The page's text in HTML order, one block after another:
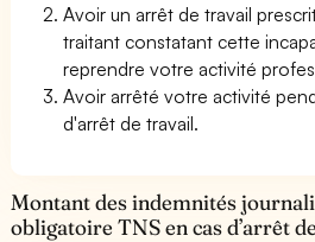
Avoir un arrêt de travail
traitant constatant cette
reprendre votre activité
Avoir arrêté votre activité
d'arrêt de travail.
Montant des indemnités
obligatoire TNS en cas d’arrêt